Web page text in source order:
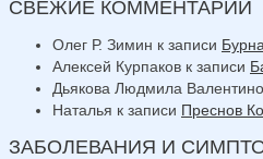
СВЕЖИЕ КОММЕНТАРИИ
Олег Р. Зимин к записи
Алексей Курпаков к записи
Дьякова Людмила
Наталья к записи Преснов
ЗАБОЛЕВАНИЯ И